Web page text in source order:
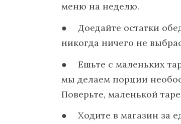
меню на неделю.
Доедайте остатки
никогда ничего не
Ешьте с маленьких
мы делаем порции
Поверьте, маленькой
Ходите в магазин за